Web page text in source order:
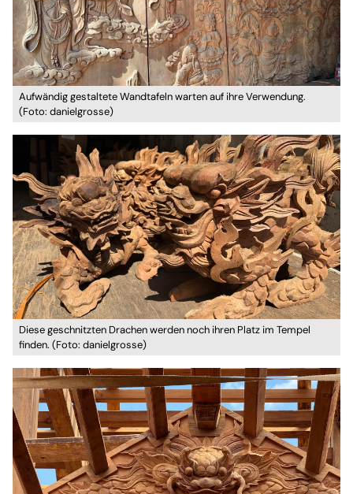
Aufwändig gestaltete Wandtafeln warten auf ihre Verwendung.
(Foto: danielgrosse)
Diese geschnitzten Drachen werden noch ihren Platz im Tempel
finden. (Foto: danielgrosse)